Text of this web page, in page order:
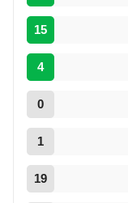
15
4
0
1
19